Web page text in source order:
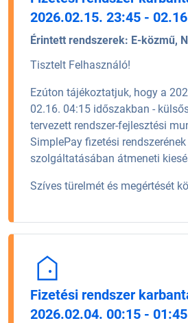
2026.02.15. 23:45 -
Érintett rendszerek: E-közmű,
Tisztelt Felhasználó!
Ezúton tájékoztatjuk, hogy a
02.16. 04:15 időszakban -
tervezett rendszer-fejlesztési
SimplePay fizetési
szolgáltatásában átmeneti
Szíves türelmét és megértését
Fizetési rendszer
2026.02.04. 00:15 - 01:45